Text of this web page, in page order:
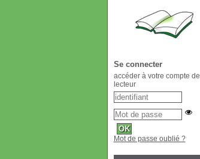
Se connecter
accéder à votre compte de
lecteur
Mot de passe oublié ?